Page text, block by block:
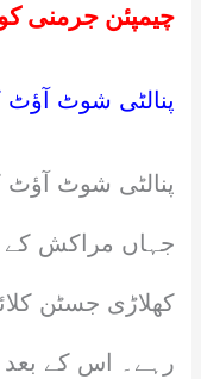
چیمپئن جرمنی
پنالٹی شوٹ آؤٹ
پنالٹی شوٹ آؤٹ
جہاں مراکش کے
کھلاڑی جسٹن
رہے۔ اس کے بعد